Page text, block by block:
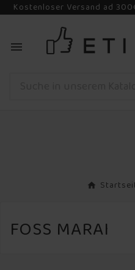
Kostenloser Versand ad

FOSS MARAI